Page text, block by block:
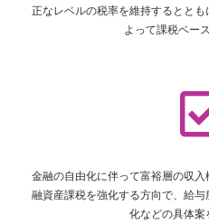
正なレベルの税率を維持するとと
よって課税ベー
金融の自由化に伴って富裕層の収
融資産課税を強化する方向で、給
化などの具体案